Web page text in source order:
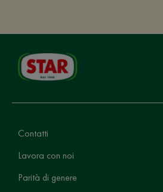
Contatti
Lavora con noi
Parità di genere